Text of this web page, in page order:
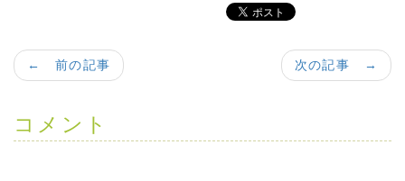
次の記事 →
← 前の記事
コメント